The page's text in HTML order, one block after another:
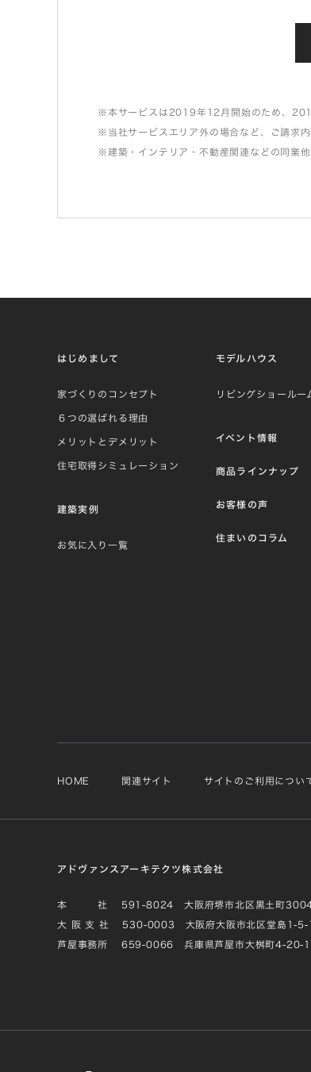
※本サービスは2019年12月開始のため、
※当社サービスエリア外の場合など、ご請求
※建築・インテリア・不動産関連などの同業
はじめまして
家づくりのコンセプト
６つの選ばれる理由
メリットとデメリット
住宅取得シミュレーション
建築実例
お気に入り一覧
モデルハウス
リビングショールー
イベント情報
商品ラインナップ
お客様の声
住まいのコラム
HOME 関連サイト サイトのご利用につい
アドヴァンスアーキテクツ株式会社
本 社 591-8024 大阪府堺市北区黒土町
大 阪 支 社 530-0003 大阪府大阪市北区堂島1-5-
芦屋事務所 659-0066 兵庫県芦屋市大桝町4-20-1